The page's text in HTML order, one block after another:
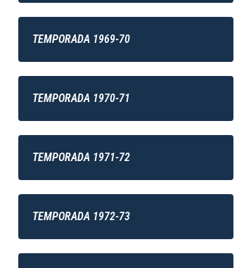
TEMPORADA 1969-70
TEMPORADA 1970-71
TEMPORADA 1971-72
TEMPORADA 1972-73